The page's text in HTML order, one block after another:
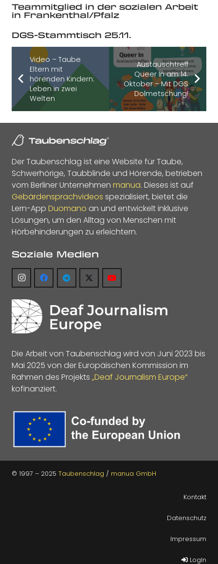
Teammitglied in der sozialen Arbeit
in Frankenthal/Pfalz
DGS-Stammtisch 25.11.
Video – Taube
Eltern mit
hörenden Kindern:
Leben in zwei
Welten
Austauschtreff
Queer In am 14.
Oktober – Mit DGS
Dolmetschung!
Der Taubenschlag ist eine Website für Taube,
Schwerhörige, Taubblinde und Hörende, betrieben
vom Berliner Unternehmen manua. Dieses ist auf
Gebärdensprachvideos spezialisiert, bietet die
Lern-App Duomano an und entwickelt inklusive
Lösungen, um den Alltag von Menschen mit
Hörbehinderungen zu erleichtern.
Soziale Medien
Die Arbeit von Taubenschlag wird von Juni 2023 bis
Mai 2025 von der Europäischen Kommission im
Rahmen des Projekts „Deaf Journalism Europe“
kofinanziert.
© 1997 – 2025 Taubenschlag / manua GmbH
Kontakt
Datenschutz
Impressum
LogIn